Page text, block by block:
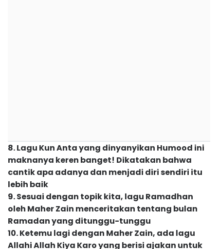
8. Lagu Kun Anta yang dinyanyikan Humood ini
maknanya keren banget! Dikatakan bahwa
cantik apa adanya dan menjadi diri sendiri itu
lebih baik
9. Sesuai dengan topik kita, lagu Ramadhan
oleh Maher Zain menceritakan tentang bulan
Ramadan yang ditunggu-tunggu
10. Ketemu lagi dengan Maher Zain, ada lagu
Allahi Allah Kiya Karo yang berisi ajakan untuk